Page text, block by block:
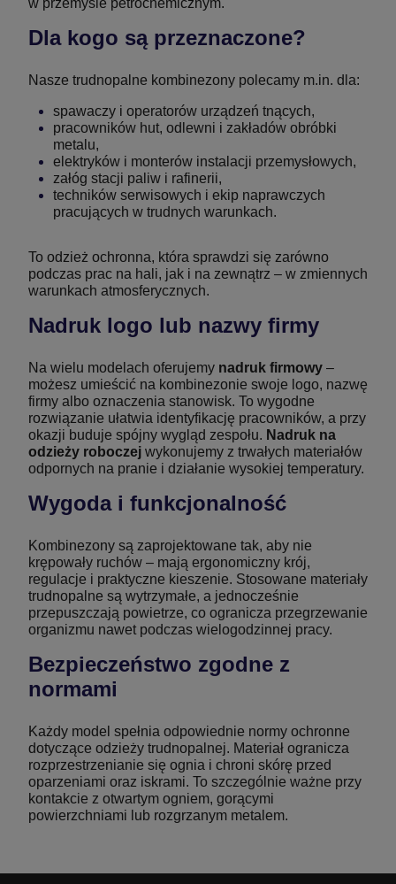
w przemyśle petrochemicznym.
Dla kogo są przeznaczone?
Nasze trudnopalne kombinezony polecamy m.in. dla:
spawaczy i operatorów urządzeń tnących,
pracowników hut, odlewni i zakładów obróbki
metalu,
elektryków i monterów instalacji przemysłowych,
załóg stacji paliw i rafinerii,
techników serwisowych i ekip naprawczych
pracujących w trudnych warunkach.
To odzież ochronna, która sprawdzi się zarówno
podczas prac na hali, jak i na zewnątrz – w zmiennych
warunkach atmosferycznych.
Nadruk logo lub nazwy firmy
Na wielu modelach oferujemy nadruk firmowy –
możesz umieścić na kombinezonie swoje logo, nazwę
firmy albo oznaczenia stanowisk. To wygodne
rozwiązanie ułatwia identyfikację pracowników, a przy
okazji buduje spójny wygląd zespołu. Nadruk na
odzieży roboczej wykonujemy z trwałych materiałów
odpornych na pranie i działanie wysokiej temperatury.
Wygoda i funkcjonalność
Kombinezony są zaprojektowane tak, aby nie
krępowały ruchów – mają ergonomiczny krój,
regulacje i praktyczne kieszenie. Stosowane materiały
trudnopalne są wytrzymałe, a jednocześnie
przepuszczają powietrze, co ogranicza przegrzewanie
organizmu nawet podczas wielogodzinnej pracy.
Bezpieczeństwo zgodne z
normami
Każdy model spełnia odpowiednie normy ochronne
dotyczące odzieży trudnopalnej. Materiał ogranicza
rozprzestrzenianie się ognia i chroni skórę przed
oparzeniami oraz iskrami. To szczególnie ważne przy
kontakcie z otwartym ogniem, gorącymi
powierzchniami lub rozgrzanym metalem.